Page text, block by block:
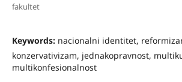
fakultet
Keywords: nacionalni identitet,
konzervativizam, jednakopravnost,
multikonfesionalnost